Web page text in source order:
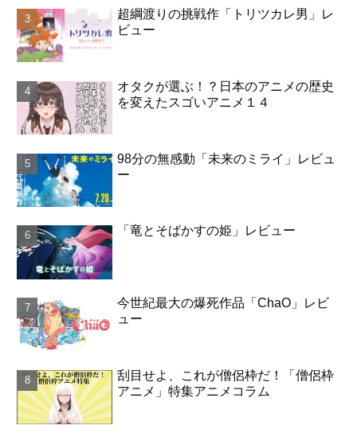
超綱渡りの挑戦作「トリツカレ男」レ
ビュー
オタクが選ぶ！？日本のアニメの歴史
を変えたスゴいアニメ１４
98分の無感動「未来のミライ」レビュ
ー
「竜とそばかすの姫」レビュー
今世紀最大の爆死作品「ChaO」レビ
ュー
刮目せよ、これが僧侶枠だ！「僧侶枠
アニメ」特集アニメコラム